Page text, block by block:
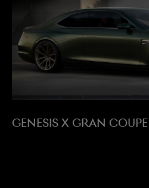
GENESIS X GRAN